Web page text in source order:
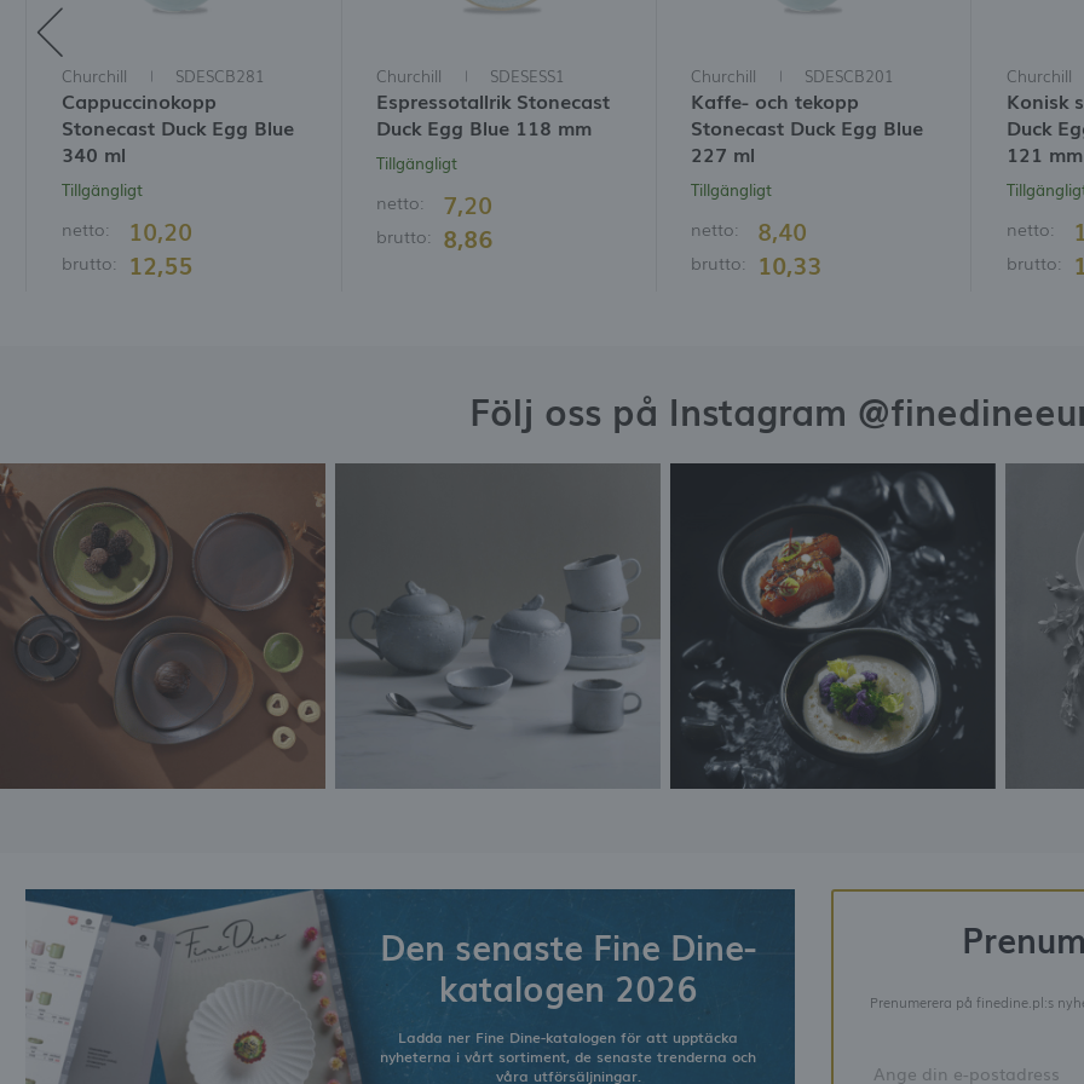
Churchill SDESCB281
Cappuccinokopp
Stonecast Duck Egg Blue
340 ml
Tillgängligt
netto: 10,20
brutto: 12,55
Churchill SDESESS1
Espressotallrik Stonecast
Duck Egg Blue 118 mm
Tillgängligt
netto: 7,20
brutto: 8,86
Churchill SDESCB201
Kaffe- och tekopp
Stonecast Duck Egg Blue
227 ml
Tillgängligt
netto: 8,40
brutto: 10,33
Churchill
Konisk
Duck
121 mm
netto:
brutto:
Följ oss på Instagram
Den senaste Fine Dine-
katalogen 2026
Ladda ner Fine Dine-katalogen för att upptäcka
nyheterna i vårt sortiment, de senaste trenderna och
våra utförsäljningar.
Prenumerera på finedine.pl:s